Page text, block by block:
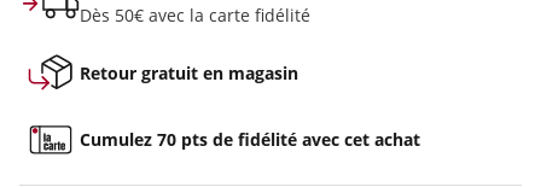
Dès 50€ avec la carte fidélité
Retour gratuit en magasin
Cumulez 70 pts de fidélité avec cet achat